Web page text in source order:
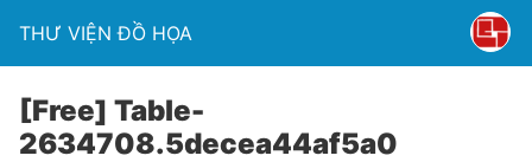
THƯ VIỆN ĐỒ HỌA
[Free] Table-
2634708.5decea44af5a0